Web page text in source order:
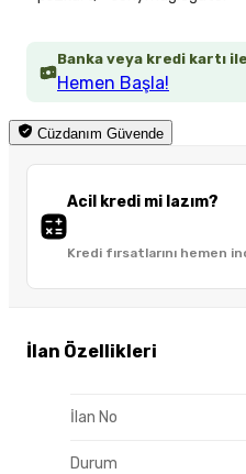
Banka veya kredi kartı
Hemen Başla!
Cüzdanım Güvende
Acil kredi mi lazım?
Kredi fırsatlarını hemen
İlan Özellikleri
İlan No
Durum